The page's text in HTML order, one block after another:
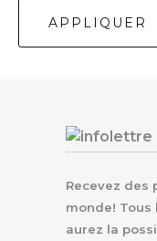
d
APPLIQUER
Recevez des
monde! Tous
aurez la